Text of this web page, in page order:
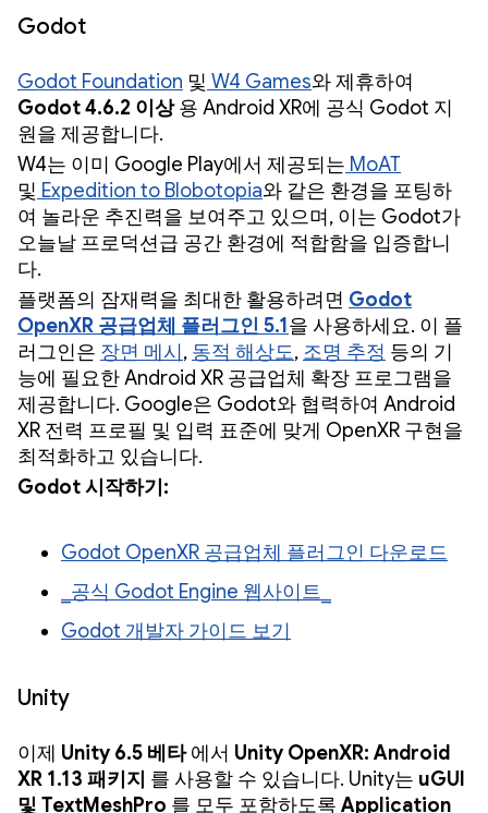
Godot
Godot Foundation 및 W4 Games와 제휴하여
Godot 4.6.2 이상용 Android XR에 공식 Godot 지
원을 제공합니다.
W4는 이미 Google Play에서 제공되는 MoAT
및 Expedition to Blobotopia와 같은 환경을 포팅하
여 놀라운 추진력을 보여주고 있으며, 이는 Godot가
오늘날 프로덕션급 공간 환경에 적합함을 입증합니
다.
플랫폼의 잠재력을 최대한 활용하려면 Godot
OpenXR 공급업체 플러그인 5.1을 사용하세요. 이 플
러그인은 장면 메시, 동적 해상도, 조명 추정 등의 기
능에 필요한 Android XR 공급업체 확장 프로그램을
제공합니다. Google은 Godot와 협력하여 Android
XR 전력 프로필 및 입력 표준에 맞게 OpenXR 구현을
최적화하고 있습니다.
Godot 시작하기:
Godot OpenXR 공급업체 플러그인 다운로드
_공식 Godot Engine 웹사이트_
Godot 개발자 가이드 보기
Unity
이제 Unity 6.5 베타에서 Unity OpenXR: Android
XR 1.13 패키지 를 사용할 수 있습니다. Unity는 uGUI
및 TextMeshPro 를 모두 포함하도록 Application